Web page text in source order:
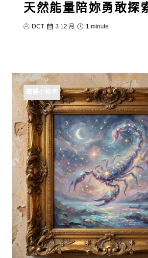
天然能量陪妳勇敢探
DCT 3 12 月 1 minute
礦礦小秘辛